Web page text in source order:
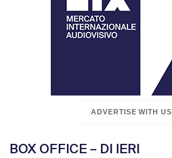
ADVERTISE WITH US
BOX OFFICE – DI IERI